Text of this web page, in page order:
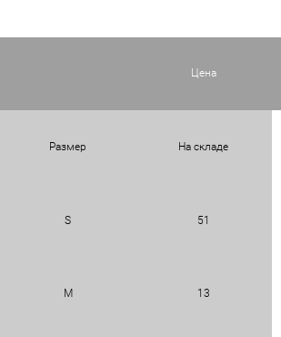
Цена
Размер На складе
S 51
M 13